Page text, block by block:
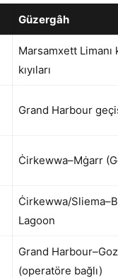
Güzergâh
Marsamxett Limanı
kıyıları
Grand Harbour
Ċirkewwa–Mġarr
Ċirkewwa/
Lagoon
Grand
(operatöre bağlı)